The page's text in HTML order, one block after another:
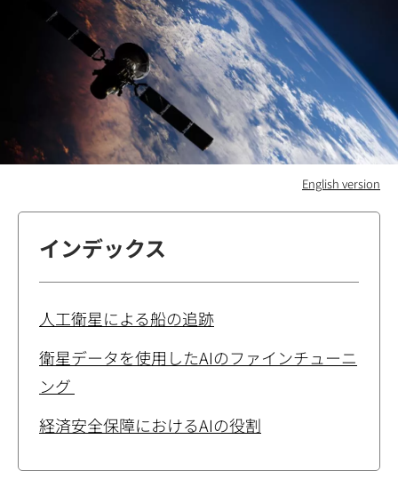
English version
インデックス
人工衛星による船の追跡
衛星データを使用したAIのファインチューニ
ング
経済安全保障におけるAIの役割